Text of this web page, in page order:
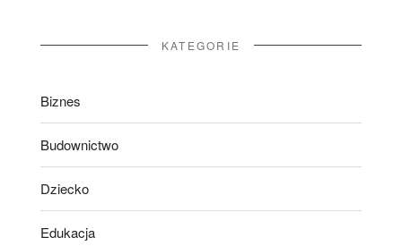
KATEGORIE
Biznes
Budownictwo
Dziecko
Edukacja